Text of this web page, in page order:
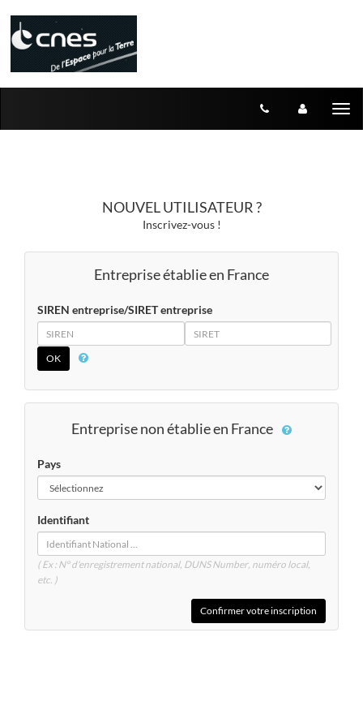
NOUVEL UTILISATEUR ?
Inscrivez-vous !
Entreprise établie en France
SIREN entreprise/SIRET entreprise
SIREN
SIRET
Entreprise non établie en France
Pays
Identifiant
( Ex : N° d'enregistrement national, DUNSNumber, numéro local,
etc. )